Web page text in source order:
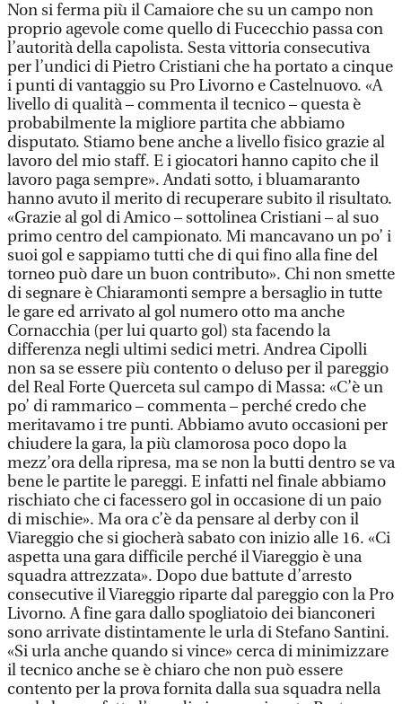
Non si ferma più il Camaiore che su un campo non
proprio agevole come quello di Fucecchio passa con
l’autorità della capolista. Sesta vittoria consecutiva
per l’undici di Pietro Cristiani che ha portato a cinque
i punti di vantaggio su Pro Livorno e Castelnuovo. «A
livello di qualità – commenta il tecnico – questa è
probabilmente la migliore partita che abbiamo
disputato. Stiamo bene anche a livello fisico grazie al
lavoro del mio staff. E i giocatori hanno capito che il
lavoro paga sempre». Andati sotto, i bluamaranto
hanno avuto il merito di recuperare subito il risultato.
«Grazie al gol di Amico – sottolinea Cristiani – al suo
primo centro del campionato. Mi mancavano un po’ i
suoi gol e sappiamo tutti che di qui fino alla fine del
torneo può dare un buon contributo». Chi non smette
di segnare è Chiaramonti sempre a bersaglio in tutte
le gare ed arrivato al gol numero otto ma anche
Cornacchia (per lui quarto gol) sta facendo la
differenza negli ultimi sedici metri. Andrea Cipolli
non sa se essere più contento o deluso per il pareggio
del Real Forte Querceta sul campo di Massa: «C’è un
po’ di rammarico – commenta – perché credo che
meritavamo i tre punti. Abbiamo avuto occasioni per
chiudere la gara, la più clamorosa poco dopo la
mezz’ora della ripresa, ma se non la butti dentro se va
bene le partite le pareggi. E infatti nel finale abbiamo
rischiato che ci facessero gol in occasione di un paio
di mischie». Ma ora c’è da pensare al derby con il
Viareggio che si giocherà sabato con inizio alle 16. «Ci
aspetta una gara difficile perché il Viareggio è una
squadra attrezzata». Dopo due battute d’arresto
consecutive il Viareggio riparte dal pareggio con la Pro
Livorno. A fine gara dallo spogliatoio dei bianconeri
sono arrivate distintamente le urla di Stefano Santini.
«Si urla anche quando si vince» cerca di minimizzare
il tecnico anche se è chiaro che non può essere
contento per la prova fornita dalla sua squadra nella